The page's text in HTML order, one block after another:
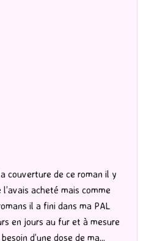
couverture de ce roman il y
acheté mais comme
il a fini dans ma PAL
en jours au fur et à mesure
d’une dose de ma...